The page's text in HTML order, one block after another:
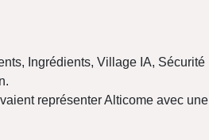
Ingrédients, Village IA, Sécurité
représenter Alticome avec une